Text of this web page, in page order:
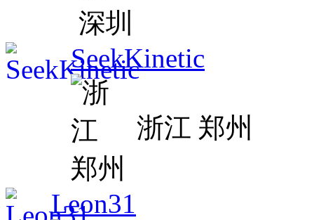
SeekKinetic
浙江 郑州
Leon31